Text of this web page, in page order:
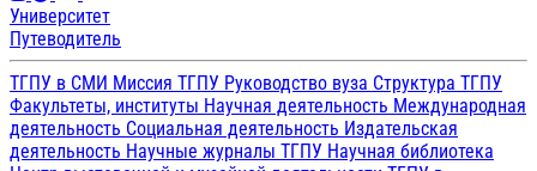
Университет
Путеводитель
ТГПУ в СМИ Миссия ТГПУ Руководство вуза Структура ТГПУ
Факультеты, институты Научная деятельность Международная
деятельность Социальная деятельность Издательская
деятельность Научные журналы ТГПУ Научная библиотека